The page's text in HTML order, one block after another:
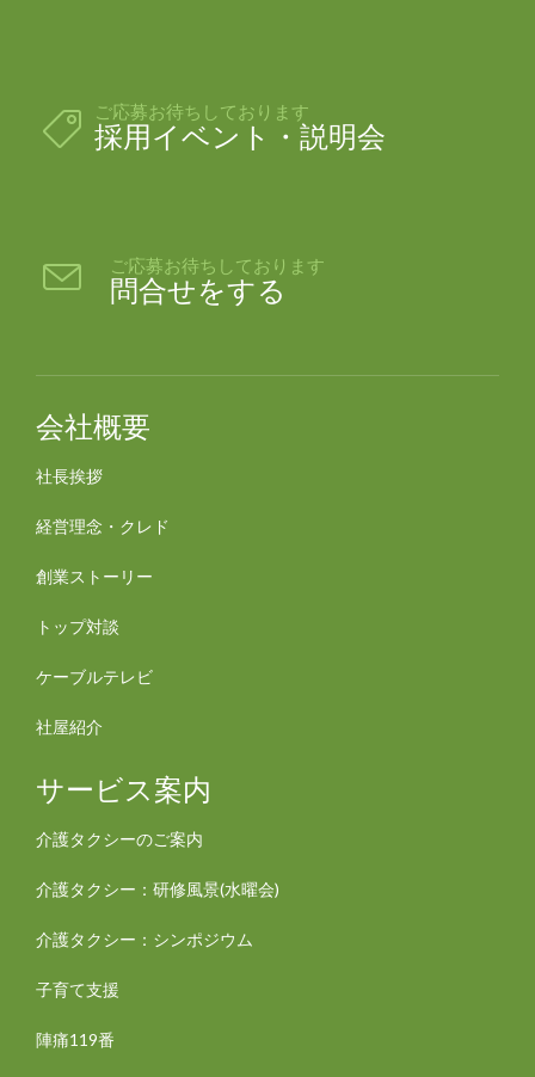
 ご応募お待ちしております
採用イベント・説明会
 ご応募お待ちしております
問合せをする
会社概要
社長挨拶
経営理念・クレド
創業ストーリー
トップ対談
ケーブルテレビ
社屋紹介
サービス案内
介護タクシーのご案内
介護タクシー：研修風景(水曜会)
介護タクシー：シンポジウム
子育て支援
陣痛119番